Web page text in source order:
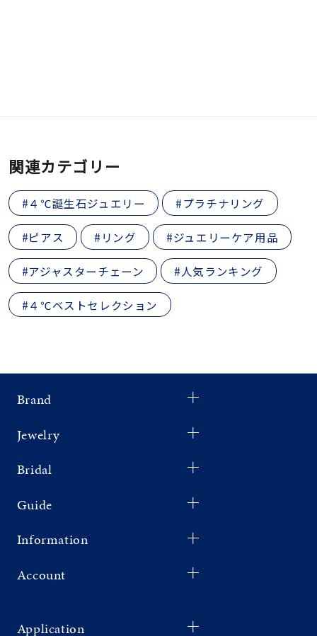
関連カテゴリー
#４℃誕生石ジュエリー #プラチナリング
#ピアス #リング #ジュエリーケア用品
#アジャスターチェーン #人気ランキング
#４℃ベストセレクション
Brand
Jewelry
Bridal
Guide
Information
Account
Application